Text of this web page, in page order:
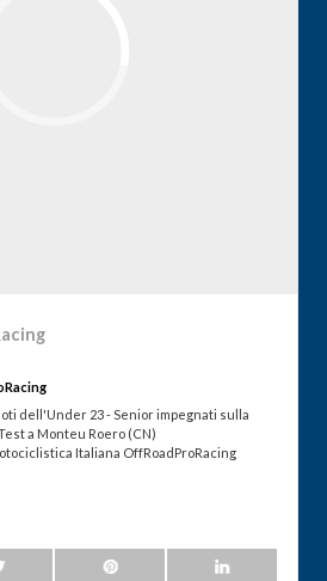
dell'Under 23 - Senior impegnati sulla
a Monteu Roero (CN)
Italiana OffRoadProRacing